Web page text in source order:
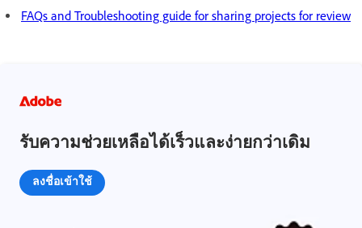
FAQs and Troubleshooting guide for sharing projects for review
รับความช่วยเหลือได้เร็วและง่ายกว่าเดิม
ลงชื่อเข้าใช้